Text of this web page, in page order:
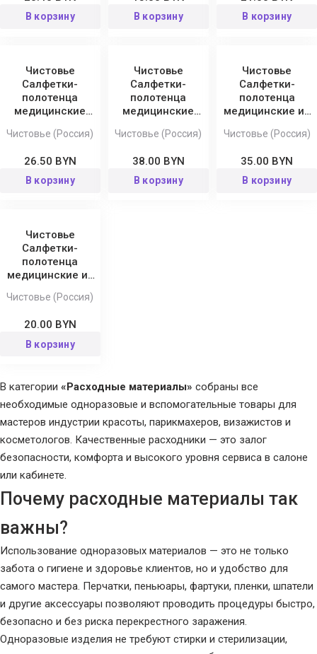
В корзину В корзину В корзину
Чистовье
Салфетки-
полотенца
медицинские
штучной укладке
35x70 см
Чистовье (Россия)
26.50 BYN
В корзину
Чистовье
Салфетки-
полотенца
медицинские
штучной укладке
45x90 см
Чистовье (Россия)
38.00 BYN
В корзину
Чистовье
Салфетки-
полотенца
медицинские из
штучной укладке
35x70 см
Чистовье (Россия)
35.00 BYN
В корзину
Чистовье
Салфетки-
полотенца
медицинские из
штучной укладке
35x70 см
Чистовье (Россия)
20.00 BYN
В корзину
В категории «Расходные материалы» собраны все
необходимые одноразовые и вспомогательные товары для
мастеров индустрии красоты, парикмахеров, визажистов и
косметологов. Качественные расходники — это залог
безопасности, комфорта и высокого уровня сервиса в салоне
или кабинете.
Почему расходные материалы так
важны?
Использование одноразовых материалов — это не только
забота о гигиене и здоровье клиентов, но и удобство для
самого мастера. Перчатки, пеньюары, фартуки, пленки, шпатели
и другие аксессуары позволяют проводить процедуры быстро,
безопасно и без риска перекрестного заражения.
Одноразовые изделия не требуют стирки и стерилизации,